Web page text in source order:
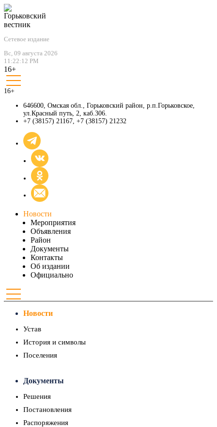
Сетевое издание
Вс, 09 августа 2026
11:22:13 PM
16+
16+
646600, Омская обл., Горьковский район, р.п.Горьковское,
ул.Красный путь, 2, каб.306.
+7 (38157) 21167, +7 (38157) 21232
Новости
Мероприятия
Объявления
Район
Документы
Контакты
Об издании
Официально
Новости
Устав
История и символы
Поселения
Документы
Решения
Постановления
Распоряжения